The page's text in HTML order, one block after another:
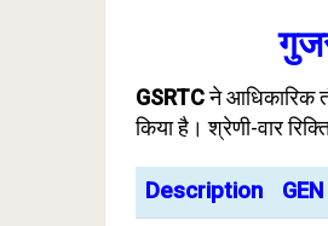
GSRTCने आधिकारिक
किया है। श्रेणी-वार
Description GEN